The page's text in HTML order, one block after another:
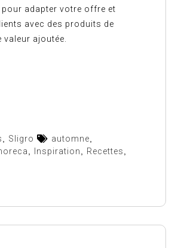
adapter votre offre et
avec des produits de
ajoutée.
, Sligro automne,
, Inspiration, Recettes,